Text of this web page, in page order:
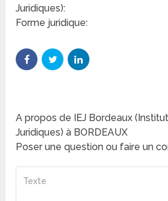
Juridiques):
Forme juridique:
A propos de IEJ Bordeaux
Juridiques) à BORDEAUX
Poser une question ou faire un